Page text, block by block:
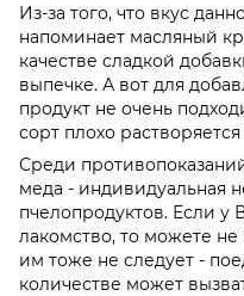
Из-за того, что вкус
напоминает масляный
качестве сладкой
выпечке. А вот для
продукт не очень
сорт плохо
Среди
меда - индивидуальная
пчелопродуктов. Если у
лакомство, то можете
им тоже не следует -
количестве может